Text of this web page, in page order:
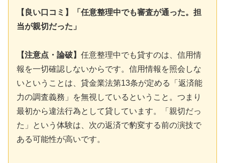
【良い口コミ】「任意整理中でも審査が通った。担
当が親切だった」
【注意点・論破】 任意整理中でも貸すのは、信用情
報を一切確認しないからです。信用情報を照会しな
いということは、貸金業法第13条が定める「返済能
力の調査義務」を無視しているということ。つまり
最初から違法行為として貸しています。「親切だっ
た」という体験は、次の返済で豹変する前の演技で
ある可能性が高いです。